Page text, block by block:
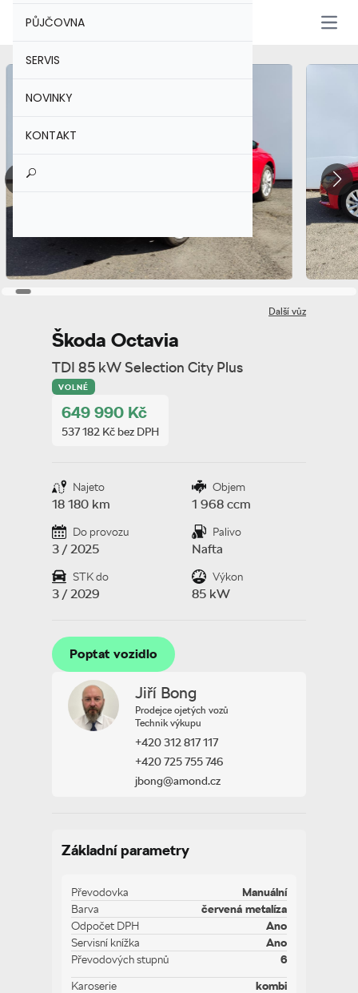
PŮJČOVNA
SERVIS
NOVINKY
KONTAKT
Další vůz
Škoda Octavia
TDI 85 kW Selection City Plus
VOLNÉ
649 990 Kč
537 182 Kč bez DPH
Najeto
18 180 km
Objem
1 968 ccm
Do provozu
3 / 2025
Palivo
Nafta
STK do
3 / 2029
Výkon
85 kW
Poptat vozidlo
Poptat vozidlo
Jiří Bong
Prodejce ojetých vozů
Technik výkupu
+420 312 817 117
+420 725 755 746
jbong@amond.cz
Základní parametry
Převodovka
Manuální
Barva
červená metalíza
Odpočet DPH
Ano
Servisní knížka
Ano
Převodových stupnů
6
Karoserie
kombi